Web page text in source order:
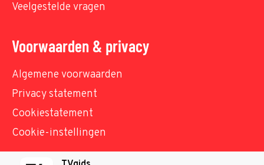
Veelgestelde vragen
Voorwaarden & privacy
Algemene voorwaarden
Privacy statement
Cookiestatement
Cookie-instellingen